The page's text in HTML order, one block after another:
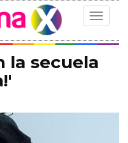
Toggle
la secuela